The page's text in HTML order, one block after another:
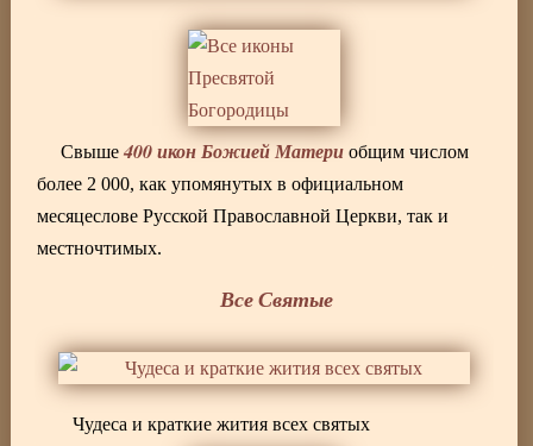
Свыше400 икон Божией Матери общим числом
более 2 000, как упомянутых в официальном
месяцеслове Русской Православной Церкви, так и
местночтимых.
Все Святые
Чудеса и краткие жития всех святых